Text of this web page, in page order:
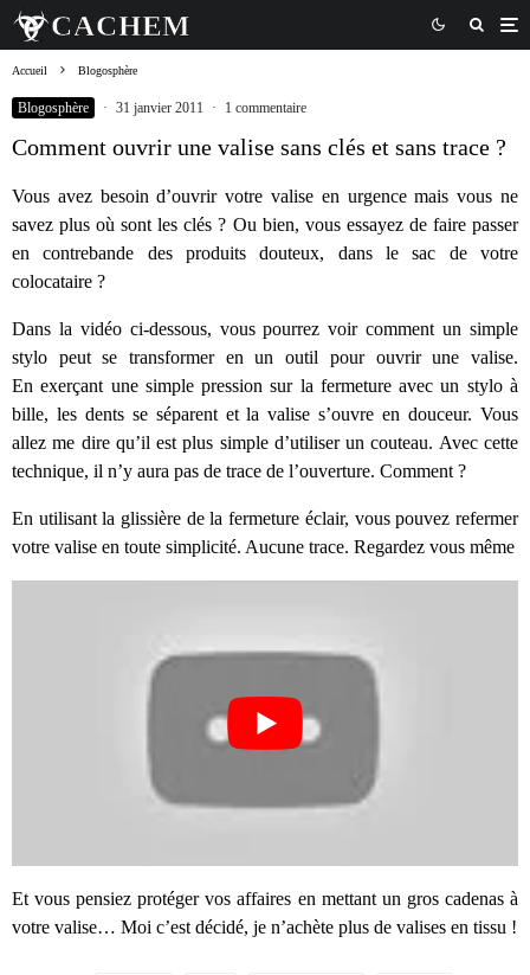
Accueil Blogosphère
Blogosphère · 31 janvier 2011 · 1 commentaire
Comment ouvrir une valise sans clés et sans trace ?
Vous avez besoin d’ouvrir votre valise en urgence mais vous ne
savez plus où sont les clés ? Ou bien, vous essayez de faire passer
en contrebande des produits douteux, dans le sac de votre
colocataire ?
Dans la vidéo ci-dessous, vous pourrez voir comment un simple
stylo peut se transformer en un outil pour ouvrir une valise.
En exerçant une simple pression sur la fermeture avec un stylo à
bille, les dents se séparent et la valise s’ouvre en douceur. Vous
allez me dire qu’il est plus simple d’utiliser un couteau. Avec cette
technique, il n’y aura pas de trace de l’ouverture. Comment ?
En utilisant la glissière de la fermeture éclair, vous pouvez refermer
votre valise en toute simplicité. Aucune trace. Regardez vous même
Et vous pensiez protéger vos affaires en mettant un gros cadenas à
votre valise… Moi c’est décidé, je n’achète plus de valises en tissu !